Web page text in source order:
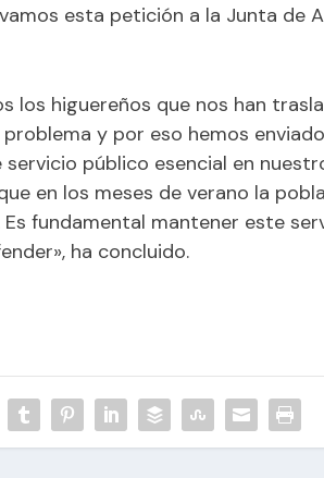
esta petición a la Junta de
los higuereños que nos han
y por eso hemos
público esencial en
en los meses de verano la
fundamental mantener este
ha concluido.